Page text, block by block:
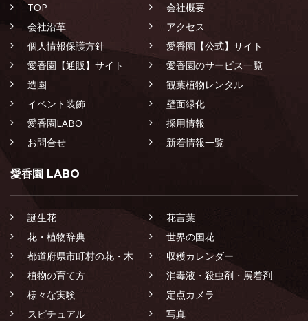
TOP
会社概要
会社沿革
アクセス
個人情報保護方針
愛香園【公式】サイト
愛香園【通販】サイト
愛香園のサービス一覧
造園
観葉植物レンタル
イベント装飾
壁面緑化
愛香園LABO
採用情報
お問合せ
新着情報一覧
愛香園 LABO
誕生花
花言葉
花・植物辞典
世界の国花
都道府県市町村の花・木
収穫カレンダー
植物の育て方
消毒液・殺虫剤・展着剤
様々な実験
定点カメラ
スピチュアル
写真